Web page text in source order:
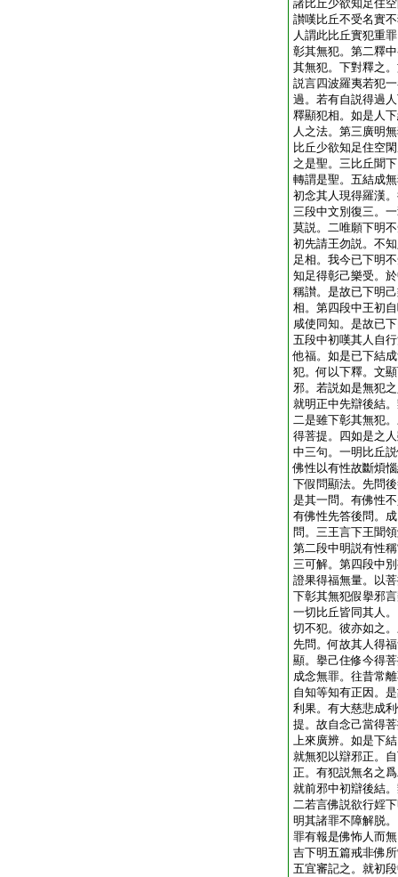
諸比丘少欲知足住
讃嘆比丘不受名實
人謂此比丘實犯重
彰其無犯。第二釋
其無犯。下對釋之
説言四波羅夷若犯
過。若有自説得過
釋顯犯相。如是人
人之法。第三廣明
比丘少欲知足住空
之是聖。三比丘聞
轉謂是聖。五結成
初念其人現得羅漢
三段中文別復三。
莫説。二唯願下明
初先請王勿説。不
足相。我今已下明
知足得彰己樂受。
稱讃。是故已下明
相。第四段中王初
咸使同知。是故已
五段中初嘆其人自
他福。如是已下結
犯。何以下釋。文
邪。若説如是無犯
就明正中先辯後結
二是雖下彰其無犯
得菩提。四如是之
中三句。一明比丘
佛性以有性故斷煩
下假問顯法。先問
是其一問。有佛性
有佛性先答後問。
問。三王言下王聞
第二段中明説有性
三可解。第四段中
證果得福無量。以
下彰其無犯假擧邪
一切比丘皆同其人
切不犯。彼亦如之
先問。何故其人得
顯。擧己住修今得
成念無罪。往昔常
自知等知有正因。
利果。有大慈悲成
提。故自念己當得
上來廣辨。如是下
就無犯以辯邪正。
正。有犯説無名之
就前邪中初辯後結
二若言佛説欲行婬
明其諸罪不障解脱
罪有報是佛怖人而
吉下明五篇戒非佛
五宜審記之。就初